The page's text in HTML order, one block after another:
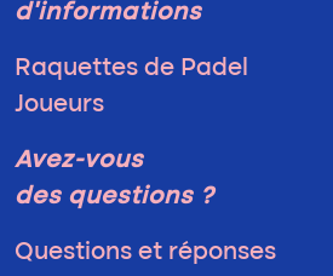
d'informations
Raquettes de Padel
Joueurs
Avez-vous
des questions ?
Questions et réponses